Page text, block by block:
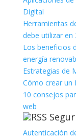
Digital
Herramientas
debe utilizar en
Los beneficios
energía
Estrategias de
Cómo crear un
10 consejos
web
Autenticación